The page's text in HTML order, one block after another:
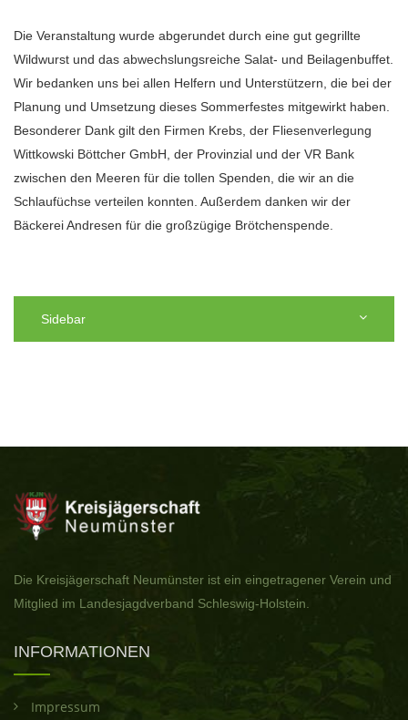
Die Veranstaltung wurde abgerundet durch eine gut gegrillte
Wildwurst und das abwechslungsreiche Salat- und Beilagenbuffet.
Wir bedanken uns bei allen Helfern und Unterstützern, die bei der
Planung und Umsetzung dieses Sommerfestes mitgewirkt haben.
Besonderer Dank gilt den Firmen Krebs, der Fliesenverlegung
Wittkowski Böttcher GmbH, der Provinzial und der VR Bank
zwischen den Meeren für die tollen Spenden, die wir an die
Schlaufüchse verteilen konnten. Außerdem danken wir der
Bäckerei Andresen für die großzügige Brötchenspende.
Sidebar
Die Kreisjägerschaft Neumünster ist ein eingetragener Verein und
Mitglied im Landesjagdverband Schleswig-Holstein.
INFORMATIONEN
Impressum